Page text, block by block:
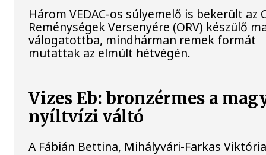
Három VEDAC-os súlyemelő is bekerült az
Reménységek Versenyére (ORV) készülő
válogatottba, mindhárman remek formát
mutattak az elmúlt hétvégén.
Vizes Eb: bronzérmes a
nyíltvízi váltó
A Fábián Bettina, Mihályvári-Farkas